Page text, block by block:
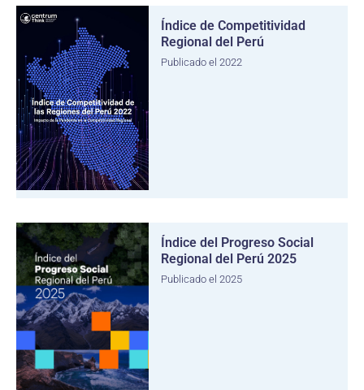
Índice de Competitividad
Regional del Perú
Publicado el 2022
Índice del Progreso Social
Regional del Perú 2025
Publicado el 2025